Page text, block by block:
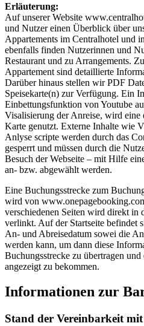
Erläuterung:
Auf unserer Website
und Nutzer einen Überblick über
Appartements im Centralhotel und
ebenfalls finden Nutzerinnen und
Restaurant und zu Arrangements.
Appartement sind detaillierte
Darüber hinaus stellen wir PDF
Speisekarte(n) zur Verfügung. Ein
Einbettungsfunktion von Youtube
Visalisierung der Anreise, wird eine
Karte genutzt. Externe Inhalte wie
Anlyse scripte werden durch das
gesperrt und müssen durch die
Besuch der Webseite – mit Hilfe
an- bzw. abgewählt werden.
Eine Buchungsstrecke zum
wird von
verschiedenen Seiten wird direkt in
verlinkt. Auf der Startseite befindet
An- und Abreisedatum sowei die
werden kann, um dann diese
Buchungsstrecke zu übertragen
angezeigt zu bekommen.
Informationen zur
Stand der Vereinbarkeit